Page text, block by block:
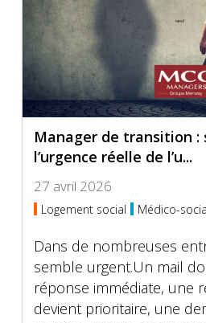
Manager de transition
l’urgence réelle de l’u...
27 avril 2026
Logement social Médico-
Dans de nombreuses
semble urgent.Un mail
réponse immédiate, une
devient prioritaire, une